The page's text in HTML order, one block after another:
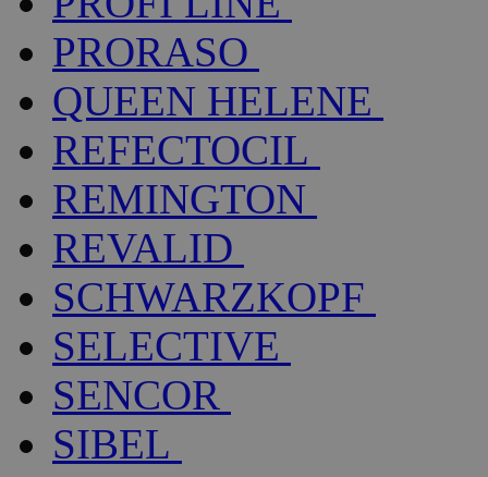
PRORASO
QUEEN HELENE
REFECTOCIL
REMINGTON
REVALID
SCHWARZKOPF
SELECTIVE
SENCOR
SIBEL